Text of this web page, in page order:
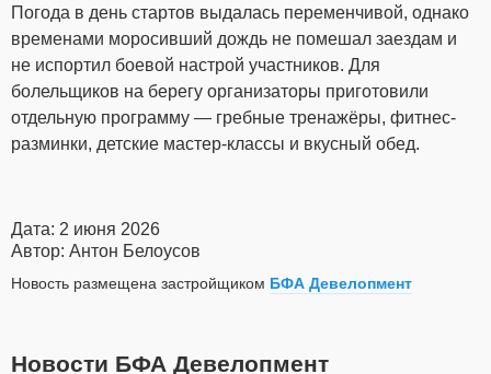
Погода в день стартов выдалась переменчивой, однако
временами моросивший дождь не помешал заездам и
не испортил боевой настрой участников. Для
болельщиков на берегу организаторы приготовили
отдельную программу — гребные тренажёры, фитнес-
разминки, детские мастер-классы и вкусный обед.
Дата: 2 июня 2026
Автор: Антон Белоусов
Новость размещена застройщиком БФА Девелопмент
Новости БФА Девелопмент